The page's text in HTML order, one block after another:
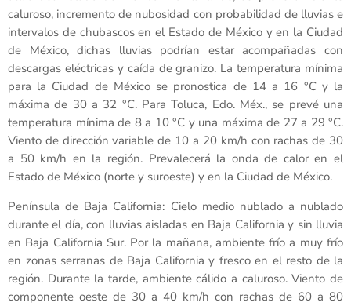
caluroso, incremento de nubosidad con probabilidad de lluvias e
intervalos de chubascos en el Estado de México y en la Ciudad
de México, dichas lluvias podrían estar acompañadas con
descargas eléctricas y caída de granizo. La temperatura mínima
para la Ciudad de México se pronostica de 14 a 16 °C y la
máxima de 30 a 32 °C. Para Toluca, Edo. Méx., se prevé una
temperatura mínima de 8 a 10 °C y una máxima de 27 a 29 °C.
Viento de dirección variable de 10 a 20 km/h con rachas de 30
a 50 km/h en la región. Prevalecerá la onda de calor en el
Estado de México (norte y suroeste) y en la Ciudad de México.
Península de Baja California: Cielo medio nublado a nublado
durante el día, con lluvias aisladas en Baja California y sin lluvia
en Baja California Sur. Por la mañana, ambiente frío a muy frío
en zonas serranas de Baja California y fresco en el resto de la
región. Durante la tarde, ambiente cálido a caluroso. Viento de
componente oeste de 30 a 40 km/h con rachas de 60 a 80